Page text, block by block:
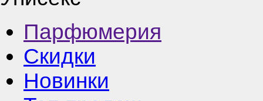
Парфюмерия
Скидки
Новинки